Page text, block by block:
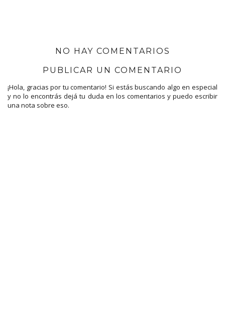
NO HAY COMENTARIOS
PUBLICAR UN COMENTARIO
¡Hola, gracias por tu comentario! Si estás buscando algo en especial
y no lo encontrás dejá tu duda en los comentarios y puedo escribir
una nota sobre eso.